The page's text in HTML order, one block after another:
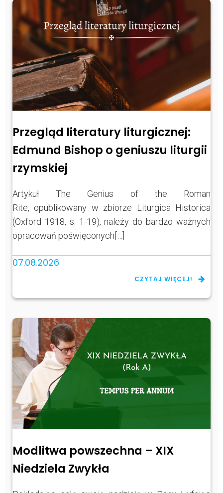
Przegląd literatury liturgicznej:
Edmund Bishop o geniuszu liturgii
rzymskiej
Artykuł The Genius of the Roman
Rite, opublikowany w zbiorze Liturgica Historica
(Oxford 1918, s. 1-19), należy do bardzo ważnych
opracowań poświęconych[…]
07.08.2026
CZYTAJ WIĘCEJ!
Modlitwa powszechna – XIX
Niedziela Zwykła